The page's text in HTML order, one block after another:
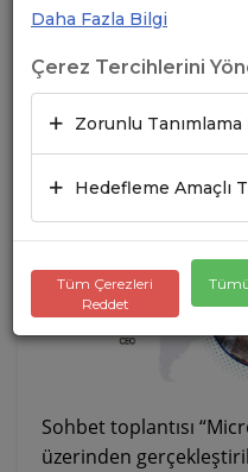
KOSOVA
Sohbet toplantısı
üzerinden
Daha Fazla Bilgi
Çerez Tercihlerini
Zorunlu
Hedefleme Amaçlı
Tüm Çerezleri
Reddet